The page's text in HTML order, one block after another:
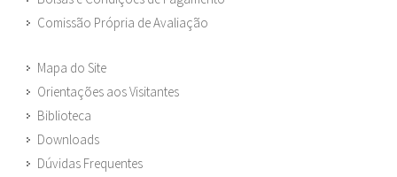
Comissão Própria de Avaliação
Mapa do Site
Orientações aos Visitantes
Biblioteca
Downloads
Dúvidas Frequentes